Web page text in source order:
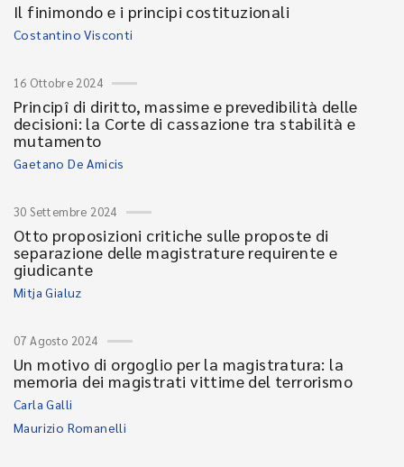
Il finimondo e i principi costituzionali
Costantino Visconti
16 Ottobre 2024
Principî di diritto, massime e prevedibilità delle
decisioni: la Corte di cassazione tra stabilità e
mutamento
Gaetano De Amicis
30 Settembre 2024
Otto proposizioni critiche sulle proposte di
separazione delle magistrature requirente e
giudicante
Mitja Gialuz
07 Agosto 2024
Un motivo di orgoglio per la magistratura: la
memoria dei magistrati vittime del terrorismo
Carla Galli
Maurizio Romanelli